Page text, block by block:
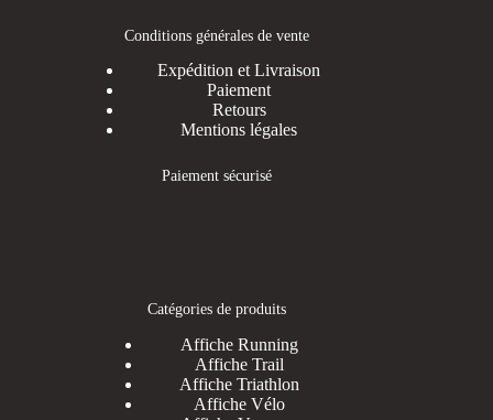
Conditions générales de vente
Expédition et Livraison
Paiement
Retours
Mentions légales
Paiement sécurisé
Catégories de produits
Affiche Running
Affiche Trail
Affiche Triathlon
Affiche Vélo